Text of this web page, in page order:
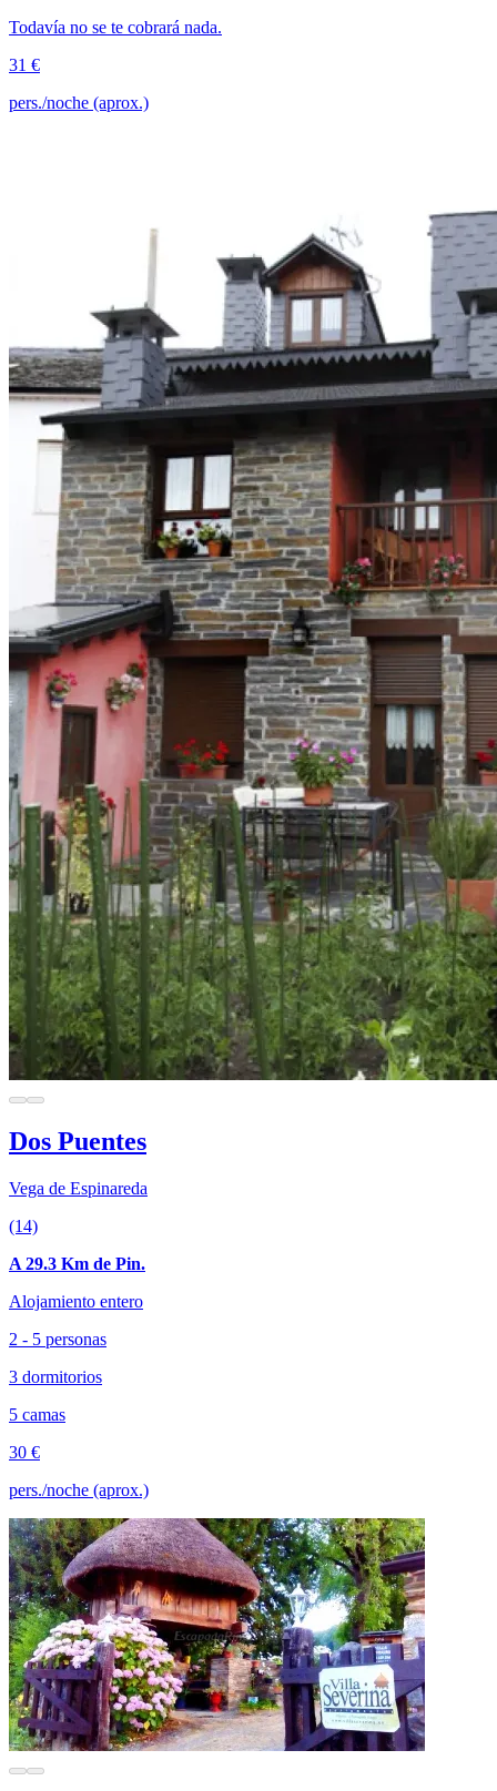
Todavía no se te cobrará nada.
31 €
pers./noche (aprox.)
Dos Puentes
Vega de Espinareda
(14)
A 29.3 Km de Pin.
Alojamiento entero
2 - 5 personas
3 dormitorios
5 camas
30 €
pers./noche (aprox.)